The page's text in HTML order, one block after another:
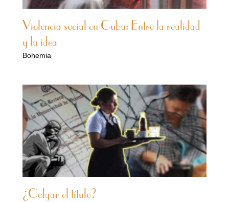
Violencia social en Cuba: Entre la realidad
y la idea
Bohemia
¿Colgar el título?